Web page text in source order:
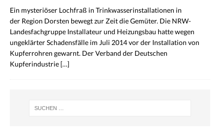
Ein mysteriöser Lochfraß in Trinkwasserinstallationen in
der Region Dorsten bewegt zur Zeit die Gemüter. Die NRW-
Landesfachgruppe Installateur und Heizungsbau hatte wegen
ungeklärter Schadensfälle im Juli 2014 vor der Installation von
Kupferrohren gewarnt. Der Verband der Deutschen
Kupferindustrie […]